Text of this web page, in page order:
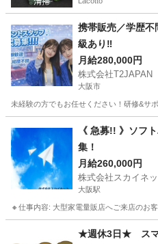
携帯販売／学歴
級あり‼️
月給280,000円
株式会社T2JAPAN
大阪市
未経験の方でもお任せください！研修&サ
携帯ショップ
《 急募!! 》ソフ
集！
月給260,000円
株式会社スカイネッ
大阪駅
🔸仕事内容: 大型家電量販店へご来店のお
大阪駅 その他
★週休3日★ スマ